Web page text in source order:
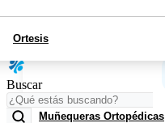
Ortesis
Miembro Superior
Muñequeras Ortopédicas
Buscar